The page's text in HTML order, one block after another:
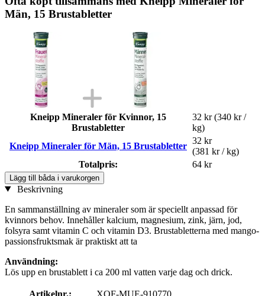
Män, 15 Brustabletter
Kneipp Mineraler för Kvinnor, 15
Brustabletter
32 kr (340 kr /
kg)
Kneipp Mineraler för Män, 15 Brustabletter
32 kr
(381 kr / kg)
Totalpris:
64 kr
Lägg till båda i varukorgen
Beskrivning
En sammanställning av mineraler som är speciellt anpassad för
kvinnors behov. Innehåller kalcium, magnesium, zink, järn, jod,
folsyra samt vitamin C och vitamin D3. Brustabletterna med mango-
passionsfruktsmak är praktiskt att ta
Användning:
Lös upp en brustablett i ca 200 ml vatten varje dag och drick.
Artikelnr.:
XOF-MUE-910770